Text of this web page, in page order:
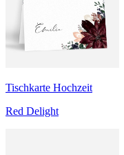
Tischkarte Hochzeit
Red Delight